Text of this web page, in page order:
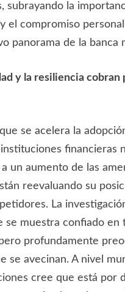
subrayando la
el compromiso
panorama de la banca
y la resiliencia
se acelera la
financieras
un aumento de las
reevaluando su
La
se muestra confiado en
profundamente
se avecinan. A nivel
cree que está por